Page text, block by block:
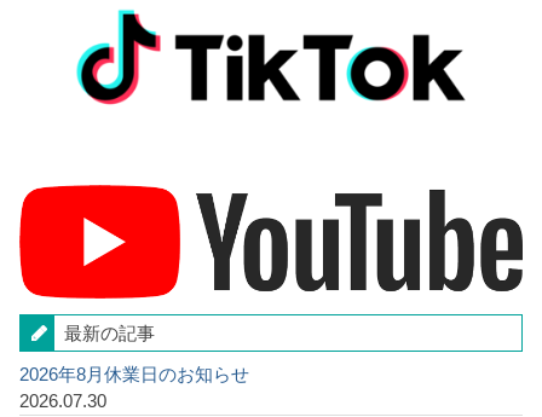
最新の記事
2026年8月休業日のお知らせ
2026.07.30